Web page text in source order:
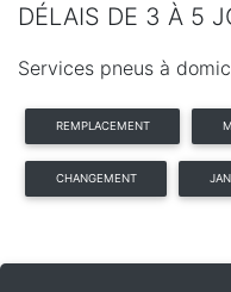
DÉLAIS DE 3 À 5
Services pneus à
REMPLACEMENT
CHANGEMENT